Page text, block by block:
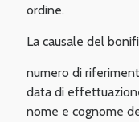
ordine.
La causale del
numero di
data di
nome e cognome